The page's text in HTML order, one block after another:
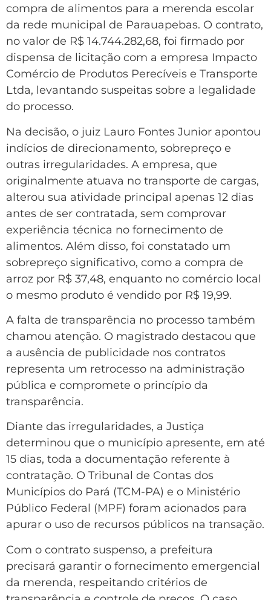
compra de alimentos para a merenda escolar
da rede municipal de Parauapebas. O contrato,
no valor de R$ 14.744.282,68, foi firmado por
dispensa de licitação com a empresa Impacto
Comércio de Produtos Perecíveis e Transporte
Ltda, levantando suspeitas sobre a legalidade
do processo.
Na decisão, o juiz Lauro Fontes Junior apontou
indícios de direcionamento, sobrepreço e
outras irregularidades. A empresa, que
originalmente atuava no transporte de cargas,
alterou sua atividade principal apenas 12 dias
antes de ser contratada, sem comprovar
experiência técnica no fornecimento de
alimentos. Além disso, foi constatado um
sobrepreço significativo, como a compra de
arroz por R$ 37,48, enquanto no comércio local
o mesmo produto é vendido por R$ 19,99.
A falta de transparência no processo também
chamou atenção. O magistrado destacou que
a ausência de publicidade nos contratos
representa um retrocesso na administração
pública e compromete o princípio da
transparência.
Diante das irregularidades, a Justiça
determinou que o município apresente, em até
15 dias, toda a documentação referente à
contratação. O Tribunal de Contas dos
Municípios do Pará (TCM-PA) e o Ministério
Público Federal (MPF) foram acionados para
apurar o uso de recursos públicos na transação.
Com o contrato suspenso, a prefeitura
precisará garantir o fornecimento emergencial
da merenda, respeitando critérios de